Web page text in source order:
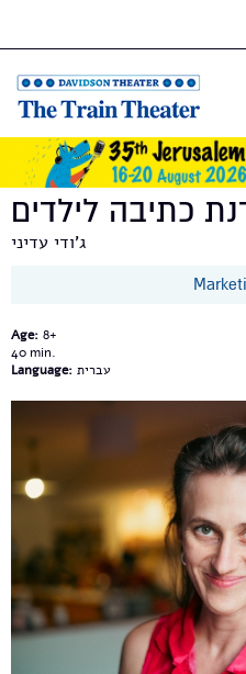
כתיבה לילדים
ג'ודי עדיני
Age: 8+
40
Language: עברית